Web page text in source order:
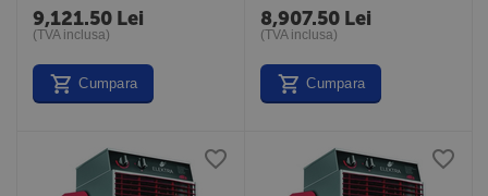
9,121.50 Lei
(TVA inclusa)
Cumpara
8,907.50 Lei
(TVA inclusa)
Cumpara